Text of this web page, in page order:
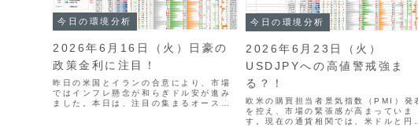
今日の環境分析
2026年6月16日（火）日豪の
政策金利に注目！
昨日の米国とイランの合意により、市場
ではインフレ懸念が和らぎドル安が進み
ました。本日は、注目の集まるオースト
今日の環境分析
2026年6月23日（火）
USDJPYへの高値警戒強ま
る？！
欧米の購買担当者景気指数（PMI）発
を控え、市場の緊張感が高まっていま
す。現在の通貨相関では、米ドルと円